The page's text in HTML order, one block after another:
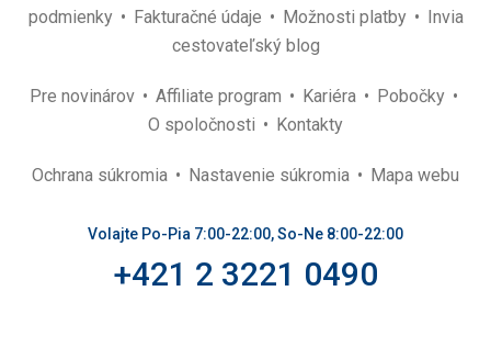
podmienky
Fakturačné údaje Možnosti platby
Invia
cestovateľský blog
Pre novinárov Affiliate program Kariéra
Pobočky
O spoločnosti
Kontakty
Ochrana súkromia Nastavenie súkromia Mapa webu
Volajte Po-Pia 7:00-22:00, So-Ne 8:00-22:00
+421 2 3221 0490